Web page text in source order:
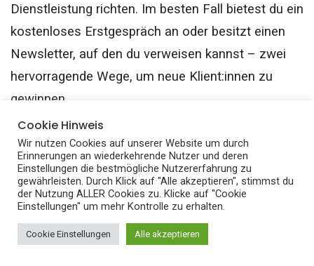
Dienstleistung richten. Im besten Fall bietest du ein
kostenloses Erstgespräch an oder besitzt einen
Newsletter, auf den du verweisen kannst – zwei
hervorragende Wege, um neue Klient:innen zu
gewinnen.
Schreibübungen:
Cookie Hinweis
Wir nutzen Cookies auf unserer Website um durch
Erinnerungen an wiederkehrende Nutzer und deren
Einstellungen die bestmögliche Nutzererfahrung zu
gewährleisten. Durch Klick auf "Alle akzeptieren", stimmst du
der Nutzung ALLER Cookies zu. Klicke auf "Cookie
Einstellungen" um mehr Kontrolle zu erhalten.
Cookie Einstellungen Alle akzeptieren